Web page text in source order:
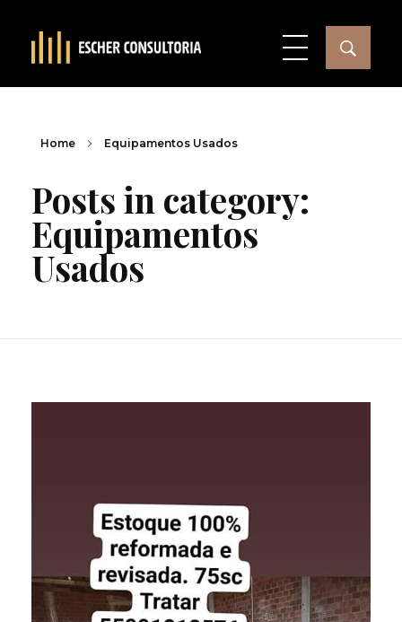
Home Equipamentos Usados
Posts in category:
Equipamentos
Usados